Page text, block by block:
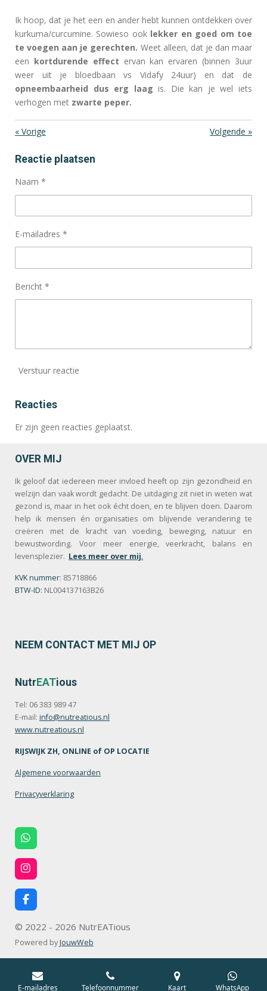
Ik hoop, dat je het een en ander hebt kunnen ontdekken over
kurkuma/curcumine. Sowieso ook lekker en goed om toe
te voegen aan je gerechten. Weet alleen, dat je dan maar
een kortdurende effect ervan kan ervaren (binnen 3uur
weer uit je bloedbaan vs Vidafy 24uur) en dat de
opneembaarheid dus erg laag is. Die kan je wel iets
verhogen met zwarte peper.
« Vorige Volgende »
Reactie plaatsen
Naam *
E-mailadres *
Bericht *
Verstuur reactie
Reacties
Er zijn geen reacties geplaatst.
OVER MIJ
Ik geloof dat iedereen meer invloed heeft op zijn gezondheid en
welzijn dan vaak wordt gedacht. De uitdaging zit niet in weten wat
gezond is, maar in het ook écht doen, en te blijven doen. Daarom
help ik mensen én organisaties om blijvende verandering te
creëren met de kracht van voeding, beweging, natuur en
bewustwording. Voor meer energie, veerkracht, balans en
levensplezier. Lees meer over mij.
KVK nummer: 85718866
BTW-ID: NL004137163B26
NEEM CONTACT MET MIJ OP
NutrEATious
Tel: 06 383 989 47
E-mail: info@nutreatious.nl
www.nutreatious.nl
RIJSWIJK ZH, ONLINE of OP LOCATIE
Algemene voorwaarden
Privacyverklaring
W
h
a
t
s
A
p
p
I
n
s
t
a
r
a
m
F
a
c
e
b
o
© 2022 - 2026 NutrEATious
Powered byJouwWeb
E-mailadres Telefoonnummer Kaart WhatsApp